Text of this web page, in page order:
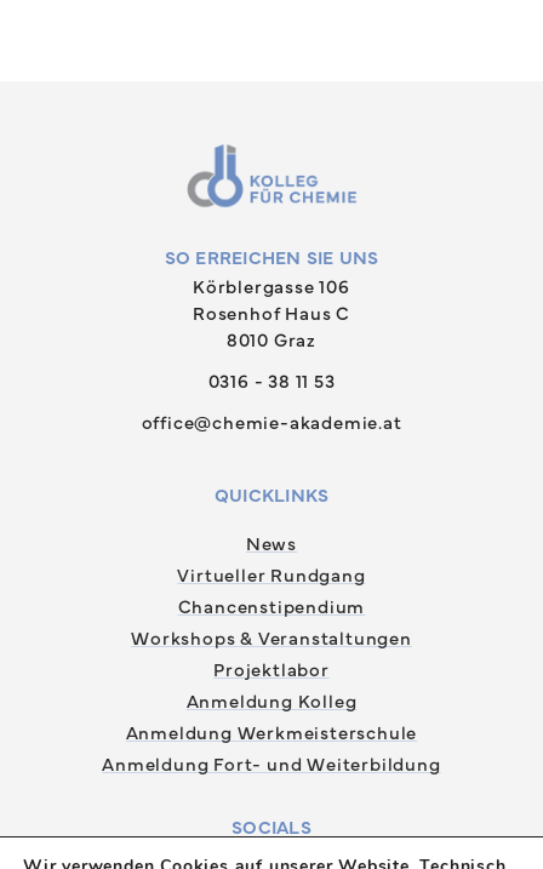
SO ERREICHEN SIE UNS
Körblergasse 106
Rosenhof Haus C
8010 Graz
0316 - 38 11 53
office@chemie-akademie.at
QUICKLINKS
News
Virtueller Rundgang
Chancenstipendium
Workshops & Veranstaltungen
Projektlabor
Anmeldung Kolleg
Anmeldung Werkmeisterschule
Anmeldung Fort- und Weiterbildung
SOCIALS